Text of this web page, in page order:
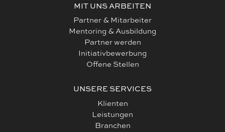
MIT UNS ARBEITEN
Partner & Mitarbeiter
Mentoring & Ausbildung
Partner werden
Initiativbewerbung
Offene Stellen
UNSERE SERVICES
Klienten
Leistungen
Branchen